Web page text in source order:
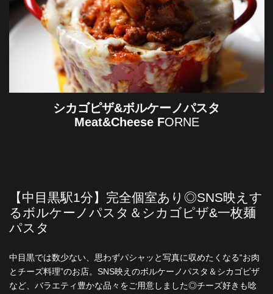
シカゴピザ&ボルケーノパスタ
Meat&Cheese FORNE
【中目黒駅1分】完全個室あり◎SNS映えす
るボルケーノパスタ＆シカゴピザ&一枚麺
パスタ
中目黒では数少ない、思わずパシャッと写真に収めたくなる“お肉
とチーズ料理”のお店。SNS映えのボルケーノパスタ＆シカゴピザ
など、バラエティ豊かな品々をご用意しました◎チーズ好きも唸